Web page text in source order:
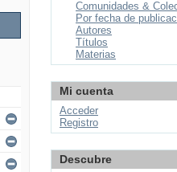
Comunidades &
Por fecha de
Autores
Títulos
Materias
Mi cuenta
Acceder
Registro
Descubre